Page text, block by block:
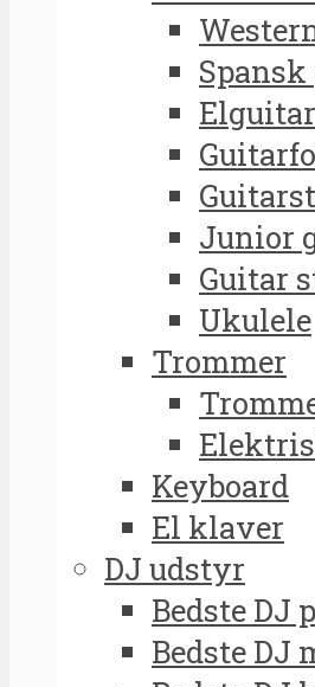
Elguitar
Junior
Guitar
Ukulele
Trommer
Keyboard
El klaver
DJ udstyr
Bedste DJ
Bedste DJ